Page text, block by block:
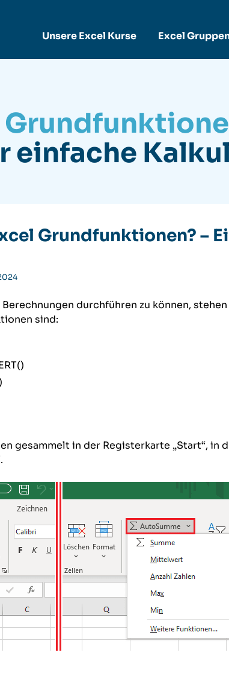
Unsere Excel Kurse Excel
einfache
Grundfunktionen? –
durchführen zu können,
sind:
gesammelt in der Registerkarte „Start“, in